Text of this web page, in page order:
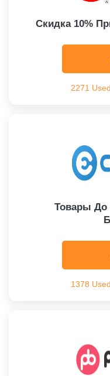
Скидка 10%
2271 Used
Товары До
1378 Used